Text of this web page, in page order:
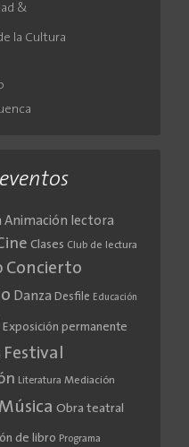
&
la Cultura
Animación lectora
Clases Club de lectura
Concierto
Danza Desfile Educación
Exposición permanente
Festival
Literatura Mediación
Música Obra teatral
de libro Programa